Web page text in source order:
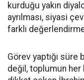
kurduğu yakın
ayrılması, siyasi
farklı
Görev yaptığı
değil, toplumun